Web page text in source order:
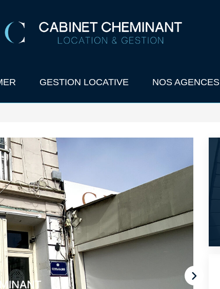
GESTION LOCATIVE NOS AGENCES